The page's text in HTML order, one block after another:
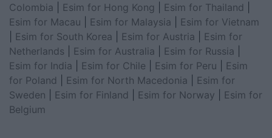
Colombia
Esim for Hong Kong Esim for Thailand
Esim for Macau
Esim for Malaysia
Esim for Vietnam
Esim for South Korea Esim for Austria
Esim for
Netherlands
Esim for Australia Esim for Russia
Esim for India
Esim for Chile Esim for Peru
Esim
for Poland
Esim for North Macedonia
Esim for
Sweden
Esim for Finland Esim for Norway
Esim for
Belgium